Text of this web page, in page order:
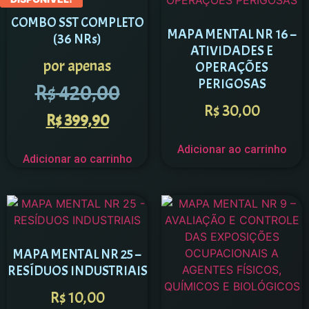
COMBO SST COMPLETO
(36 NRs)
por apenas
R$420,00
R$399,90
Adicionar ao carrinho
MAPA MENTAL NR 16 –
ATIVIDADES E
OPERAÇÕES
PERIGOSAS
R$30,00
Adicionar ao carrinho
MAPA MENTAL NR 25 –
RESÍDUOS INDUSTRIAIS
R$10,00